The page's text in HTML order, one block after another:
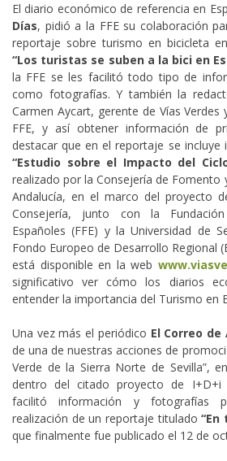
El diario económico de referencia en
Días, pidió a la FFE su colaboración
reportaje sobre turismo en bicicleta
“Los turistas se suben a la bici en
la FFE se les facilitó todo tipo de
como fotografías. Y también la
Carmen Aycart, gerente de Vías
FFE, y así obtener información de
destacar que en el reportaje se
“Estudio sobre el Impacto del
realizado por la Consejería de Fomento
Andalucía, en el marco del proyecto
Consejería, junto con la
Españoles (FFE) y la Universidad de
Fondo Europeo de Desarrollo Regional
está disponible en la web
significativo ver cómo los diarios
entender la importancia del Turismo en
Una vez más el periódico El Correo de
de una de nuestras acciones de
Verde de la Sierra Norte de Sevilla”,
dentro del citado proyecto de I+D+i
facilitó información y fotografías
realización de un reportaje titulado“En
que finalmente fue publicado el 12 de